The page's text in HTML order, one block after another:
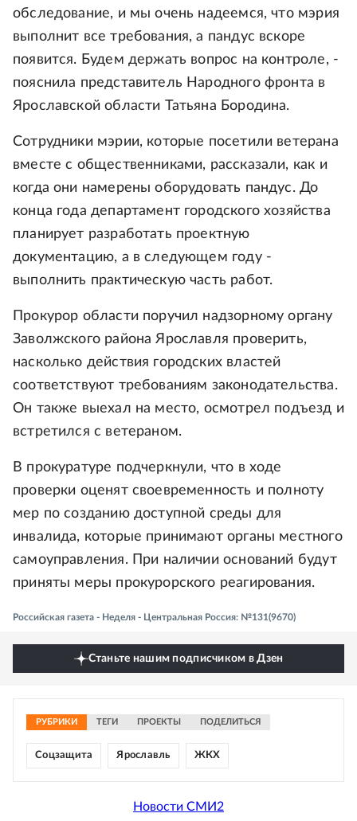
обследование, и мы очень надеемся, что мэрия
выполнит все требования, а пандус вскоре
появится. Будем держать вопрос на контроле, -
пояснила представитель Народного фронта в
Ярославской области Татьяна Бородина.
Сотрудники мэрии, которые посетили ветерана
вместе с общественниками, рассказали, как и
когда они намерены оборудовать пандус. До
конца года департамент городского хозяйства
планирует разработать проектную
документацию, а в следующем году -
выполнить практическую часть работ.
Прокурор области поручил надзорному органу
Заволжского района Ярославля проверить,
насколько действия городских властей
соответствуют требованиям законодательства.
Он также выехал на место, осмотрел подъезд и
встретился с ветераном.
В прокуратуре подчеркнули, что в ходе
проверки оценят своевременность и полноту
мер по созданию доступной среды для
инвалида, которые принимают органы местного
самоуправления. При наличии оснований будут
приняты меры прокурорского реагирования.
Российская газета - Неделя - Центральная Россия: №131(9670)
Станьте нашим подписчиком в Дзен
РУБРИКИ ТЕГИ ПРОЕКТЫ ПОДЕЛИТЬСЯ
Соцзащита Ярославль ЖКХ
Новости СМИ2